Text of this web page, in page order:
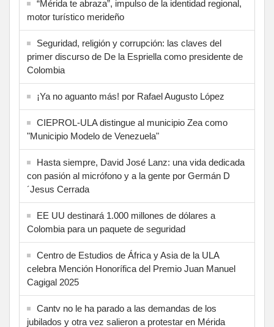
“Mérida te abraza”, impulso de la identidad regional,
motor turístico merideño
Seguridad, religión y corrupción: las claves del
primer discurso de De la Espriella como presidente de
Colombia
¡Ya no aguanto más! por Rafael Augusto López
CIEPROL-ULA distingue al municipio Zea como
"Municipio Modelo de Venezuela"
Hasta siempre, David José Lanz: una vida dedicada
con pasión al micrófono y a la gente por Germán D
´Jesus Cerrada
EE UU destinará 1.000 millones de dólares a
Colombia para un paquete de seguridad
Centro de Estudios de África y Asia de la ULA
celebra Mención Honorífica del Premio Juan Manuel
Cagigal 2025
Cantv no le ha parado a las demandas de los
jubilados y otra vez salieron a protestar en Mérida